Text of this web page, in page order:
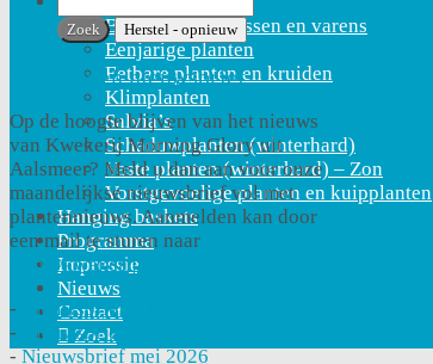
Bladplanten, grassen en varens
Eenjarige planten
Eetbare planten en kruiden
Klimplanten
Salvia’s
Schaduwplanten (winterhard)
Vaste planten (winterhard) – Zon
Vorstgevoelige planten en kuipplanten
Hanging baskets
Programma
Impressie
Nieuws
Contact
Zoek
Aanmelden nieuwsbrief
Op de hoogte blijven van het nieuws
van Kwekerij Morning Glory uit
Aalsmeer? Meld u dan aan voor onze
maandelijkse nieuwsbrief vol met
plantennieuws. Aanmelden kan door
een mail te sturen naar
info@kwekerijmorningglory.nl
-
Nieuwsbrief juli 2026
-
Nieuwsbrief juni 2026
- Nieuwsbrief mei 2026